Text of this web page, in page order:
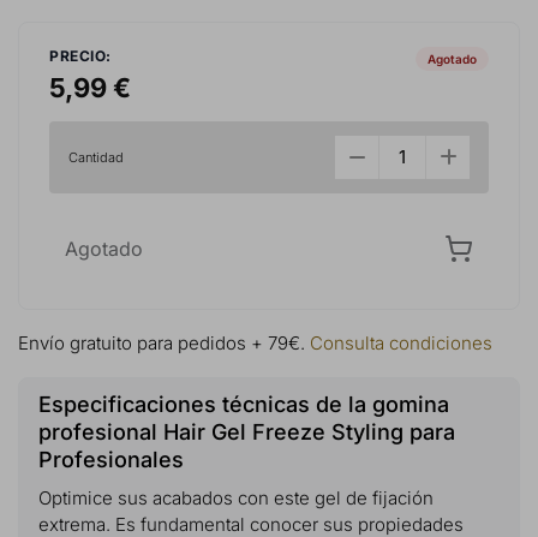
PRECIO:
5,99 €
Agotado
Cantidad
Agotado
Envío gratuito para pedidos + 79€. Consulta condiciones
Especificaciones técnicas de la gomina
profesional Hair Gel Freeze Styling para
Profesionales
Optimice sus acabados con este gel de fijación
extrema. Es fundamental conocer sus propiedades